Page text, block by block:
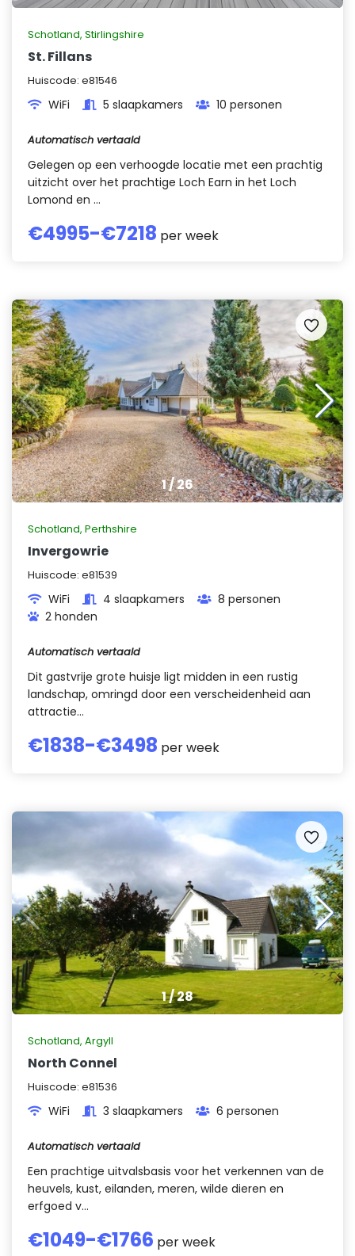
Schotland, Stirlingshire
St. Fillans
Huiscode: e81546
WiFi 5 slaapkamers 10 personen
Automatisch vertaald
Gelegen op een verhoogde locatie met een prachtig
uitzicht over het prachtige Loch Earn in het Loch
Lomond en ...
€4995-€7218 per week
1/26
Schotland, Perthshire
Invergowrie
Huiscode: e81539
WiFi 4 slaapkamers
8 personen
2 honden
Automatisch vertaald
Dit gastvrije grote huisje ligt midden in een rustig
landschap, omringd door een verscheidenheid aan
attractie...
€1838-€3498 per week
1/28
Schotland, Argyll
North Connel
Huiscode: e81536
WiFi 3 slaapkamers 6 personen
Automatisch vertaald
Een prachtige uitvalsbasis voor het verkennen van de
heuvels, kust, eilanden, meren, wilde dieren en
erfgoed v...
€1049-€1766 per week